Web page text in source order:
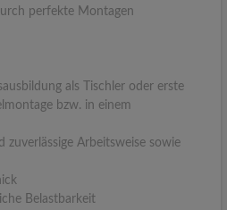
perfekte Montagen
als Tischler oder erste
bzw. in einem
zuverlässige Arbeitsweise sowie
Belastbarkeit